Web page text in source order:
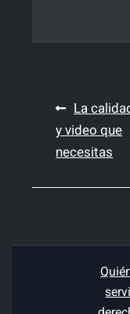
de
entradas
La
y video que
necesitas